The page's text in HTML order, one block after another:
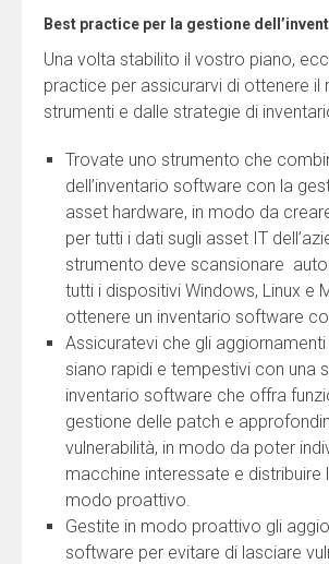
Best practice per la gestione
Una volta stabilito il vostro piano,
practice per assicurarvi di ottenere il
strumenti e dalle strategie di
Trovate uno strumento che
dell’inventario software con la
asset hardware, in modo da
per tutti i dati sugli asset IT
strumento deve scansionare
tutti i dispositivi Windows, Linux e
ottenere un inventario software
Assicuratevi che gli
siano rapidi e tempestivi con una
inventario software che offra
gestione delle patch e
vulnerabilità, in modo da poter
macchine interessate e distribuire
modo proattivo.
Gestite in modo proattivo gli
software per evitare di lasciare